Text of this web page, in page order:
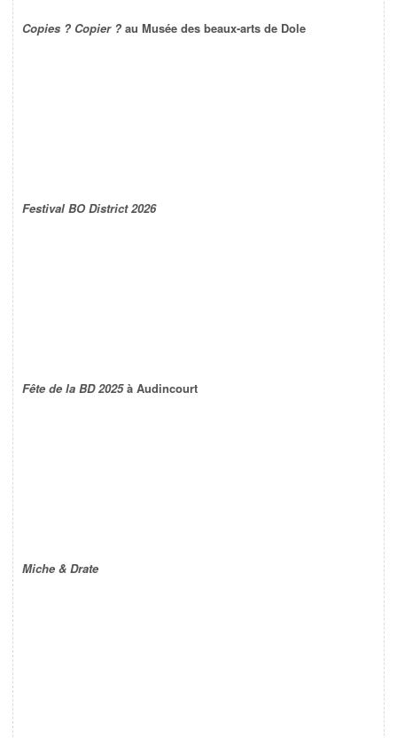
Copies ? Copier ? au Musée des beaux-arts de Dole
Festival BO District 2026
Fête de la BD 2025à Audincourt
Miche & Drate